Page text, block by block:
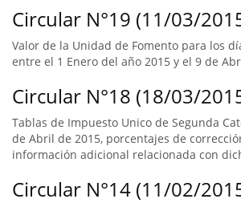
Circular N°19 (11/03/
Valor de la Unidad de Fomento para los
entre el 1 Enero del año 2015 y el 9 de
Circular N°18 (18/03/
Tablas de Impuesto Unico de Segunda
de Abril de 2015, porcentajes de
información adicional relacionada con
Circular N°14 (11/02/